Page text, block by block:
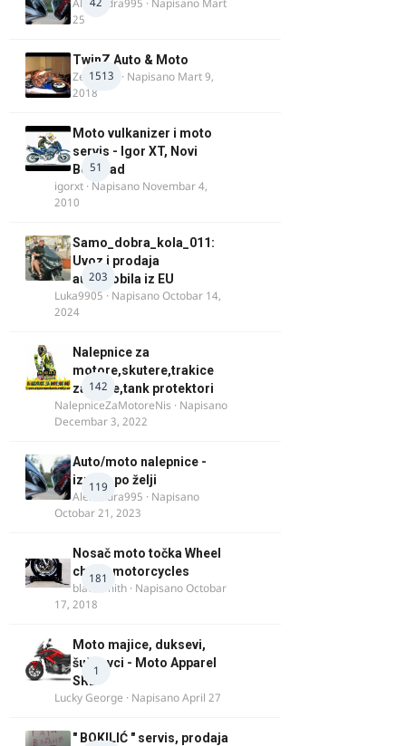
Alexandra995 · Napisano Mart
25
1513
TwinZ Auto & Moto
Zeljkamp · Napisano Mart 9,
2018
51
Moto vulkanizer i moto
servis - Igor XT, Novi
Beograd
igorxt · Napisano Novembar 4,
2010
203
Samo_dobra_kola_011:
Uvoz i prodaja
automobila iz EU
Luka9905 · NapisanoOctobar 14,
2024
142
Nalepnice za
motore,skutere,trakice
za felne,tank protektori
NalepniceZaMotoreNis · Napisano
Decembar 3, 2022
119
Auto/moto nalepnice -
izrada po želji
Alexandra995 · Napisano
Octobar 21, 2023
181
Nosač moto točka Wheel
chock motorcycles
blacksmith · NapisanoOctobar
17, 2018
1
Moto majice, duksevi,
šuškavci - Moto Apparel
SRB
Lucky George · NapisanoApril 27
" BOKILIĆ " servis, prodaja